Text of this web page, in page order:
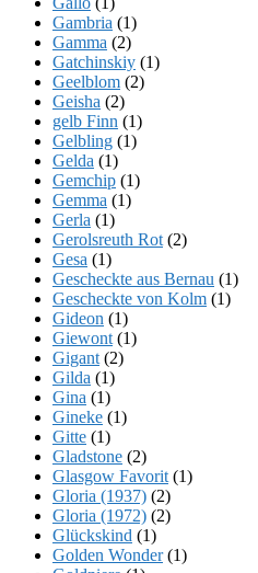
Gambria (1)
Gamma (2)
Gatchinskiy (1)
Geelblom (2)
Geisha (2)
gelb Finn (1)
Gelbling (1)
Gelda (1)
Gemchip (1)
Gemma (1)
Gerla (1)
Gerolsreuth Rot (2)
Gesa (1)
Gescheckte aus Bernau (1)
Gescheckte von Kolm (1)
Gideon (1)
Giewont (1)
Gigant (2)
Gilda (1)
Gina (1)
Gineke (1)
Gitte (1)
Gladstone (2)
Glasgow Favorit (1)
Gloria (1937) (2)
Gloria (1972) (2)
Glückskind (1)
Golden Wonder(1)